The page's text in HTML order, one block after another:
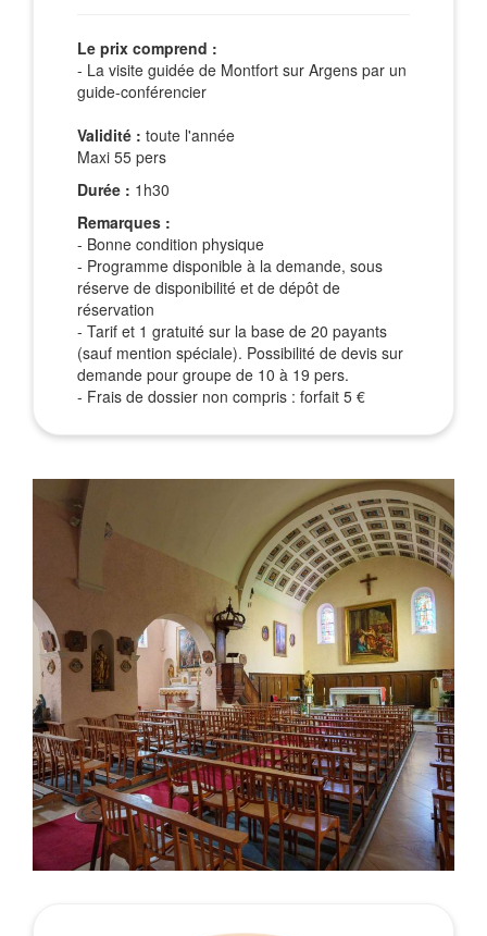
Le prix comprend :
- La visite guidée de Montfort sur Argens par un
guide-conférencier
Validité : toute l'année
Maxi 55 pers
Durée : 1h30
Remarques :
- Bonne condition physique
- Programme disponible à la demande, sous
réserve de disponibilité et de dépôt de
réservation
- Tarif et 1 gratuité sur la base de 20 payants
(sauf mention spéciale). Possibilité de devis sur
demande pour groupe de 10 à 19 pers.
- Frais de dossier non compris : forfait 5 €